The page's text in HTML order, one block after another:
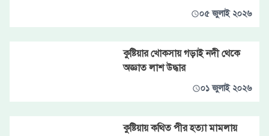
০৫ জুলাই ২০২৬
কুষ্টিয়ার খোকসায় গড়াই নদী থেকে
অজ্ঞাত লাশ উদ্ধার
০১ জুলাই ২০২৬
কুষ্টিয়ায় কথিত পীর হত্যা মামলায়